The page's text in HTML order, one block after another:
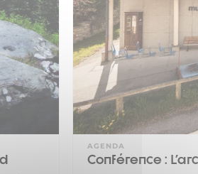
AGENDA
Conférence :